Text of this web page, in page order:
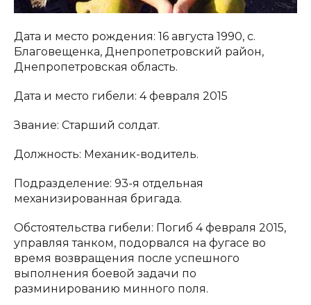
Дата и место рождения: 16 августа 1990, с.
Благовещенка, Днепропетровский район,
Днепропетровская область.
Дата и место гибели: 4 февраля 2015
Звание: Старший солдат.
Должность: Механик-водитель.
Подразделение: 93-я отдельная
механизированная бригада.
Обстоятельства гибели: Погиб 4 февраля 2015,
управляя танком, подорвался на фугасе во
время возвращения после успешного
выполнения боевой задачи по
разминированию минного поля.